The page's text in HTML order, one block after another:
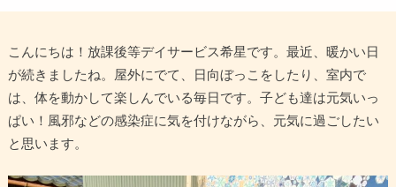
こんにちは！放課後等デイサービス希星です。最近、暖かい日
が続きましたね。屋外にでて、日向ぼっこをしたり、室内で
は、体を動かして楽しんでいる毎日です。子ども達は元気いっ
ぱい！風邪などの感染症に気を付けながら、元気に過ごしたい
と思います。